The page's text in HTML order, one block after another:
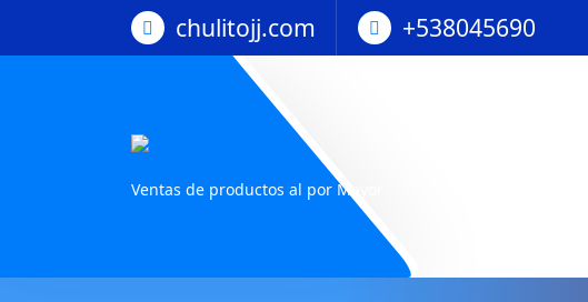
chulitojj.com +538045690
Ventas de productos al por Mayor